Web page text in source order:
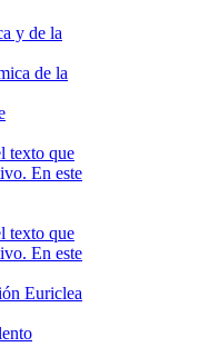
y de la
de la
Euriclea